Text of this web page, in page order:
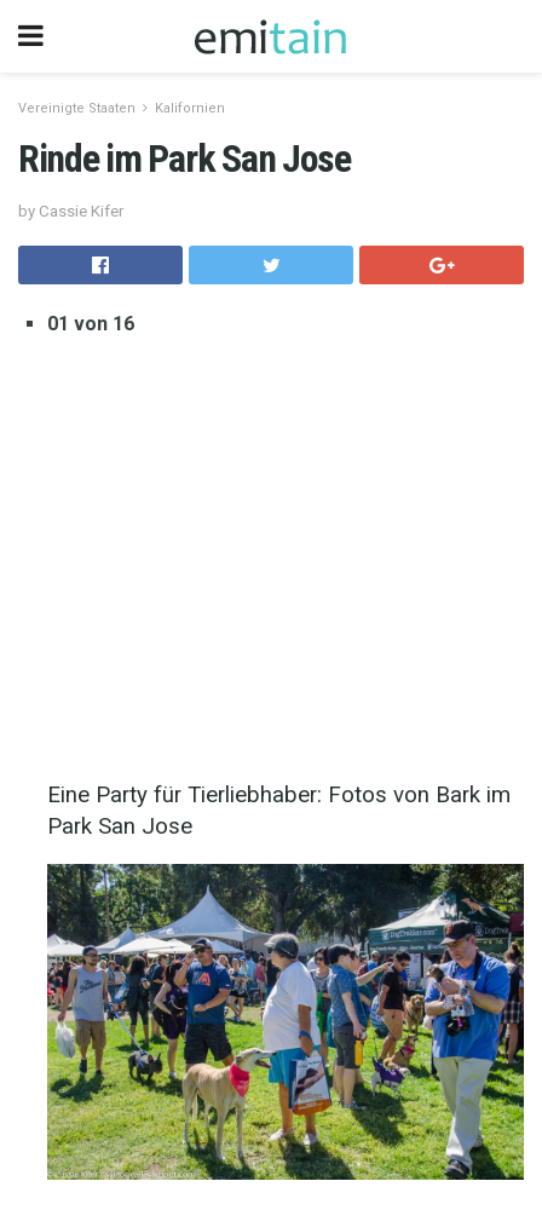
Vereinigte Staaten Kalifornien
Rinde im Park San Jose
by Cassie Kifer
01 von 16
Eine Party für Tierliebhaber: Fotos von Bark im
Park San Jose